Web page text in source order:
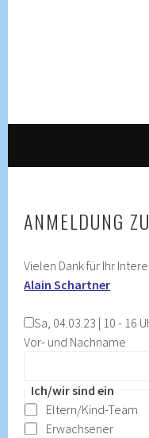
ANMELDUNG
Vielen Dank für Ihr
Alain Schartner
Sa, 04.03.23 | 10 - 16
Vor- und Nachname
Ich/wir sind ein
Eltern/Kind-Team
Erwachsener